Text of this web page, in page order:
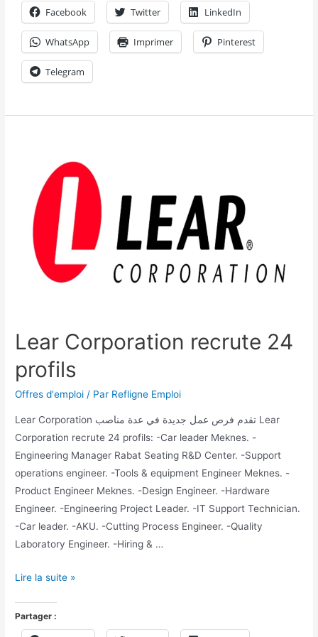
Facebook Twitter LinkedIn
WhatsApp Imprimer Pinterest
Telegram
Lear Corporation recrute 24
profils
Offres d'emploi / Par Refligne Emploi
Lear Corporation تقدم فرص عمل جديدة في عدة مناصب Lear
Corporation recrute 24 profils: -Car leader Meknes. -
Engineering Manager Rabat Seating R&D Center. -Support
operations engineer. -Tools & equipment Engineer Meknes. -
Product Engineer Meknes. -Design Engineer. -Hardware
Engineer. -Engineering Project Leader. -IT Support Technician.
-Car leader. -AKU. -Cutting Process Engineer. -Quality
Laboratory Engineer. -Hiring & …
Lire la suite »
Partager :